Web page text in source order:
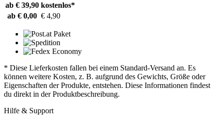
ab € 39,90 kostenlos*
ab € 0,00 € 4,90
* Diese Lieferkosten fallen bei einem Standard-Versand an. Es
können weitere Kosten, z. B. aufgrund des Gewichts, Größe oder
Eigenschaften der Produkte, entstehen. Diese Informationen findest
du direkt in der Produktbeschreibung.
Hilfe & Support